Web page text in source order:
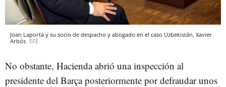
Joan Laporta y su socio de despacho y abogado en el caso Uzbekistán, Xavier
Arbós EFE
No obstante, Hacienda abrió una inspección al
presidente del Barça posteriormente por defraudar unos